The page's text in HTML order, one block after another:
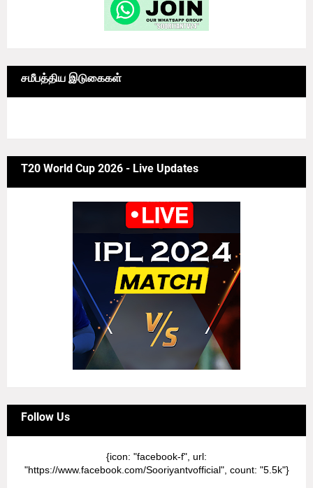
சமீபத்திய இடுகைகள்
T20 World Cup 2026 - Live Updates
Follow Us
{icon: "facebook-f", url:
"https://www.facebook.com/Sooriyantvofficial", count: "5.5k"}